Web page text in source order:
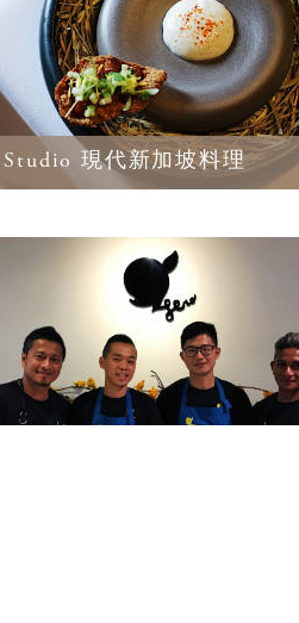
Studio 現代新加坡料理